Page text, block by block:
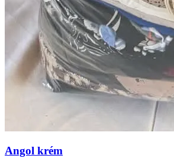
Angol krém